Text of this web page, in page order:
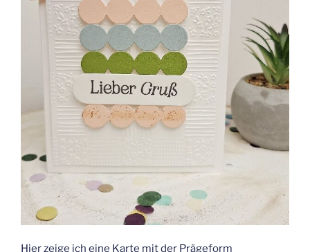
Hier zeige ich eine Karte mit der Prägeform